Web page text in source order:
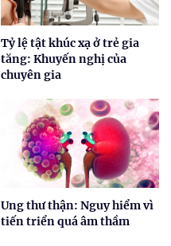
Tỷ lệ tật khúc xạ ở trẻ gia
tăng: Khuyến nghị của
chuyên gia
Ung thư thận: Nguy hiểm vì
tiến triển quá âm thầm